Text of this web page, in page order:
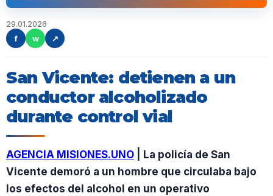
29.01.2026
f
w ↗
San Vicente: detienen a un
conductor alcoholizado
durante control vial
AGENCIA MISIONES.UNO | La policía de San
Vicente demoró a un hombre que circulaba bajo
los efectos del alcohol en un operativo